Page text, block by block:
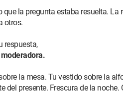
que la pregunta estaba resuelta. La
otros.
respuesta,
la mesa. Tu vestido sobre la
del presente. Frescura de la noche.